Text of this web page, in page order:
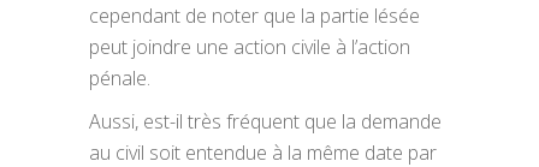
cependant de noter que la partie lésée
peut joindre une action civile à l’action
pénale.
Aussi, est-il très fréquent que la demande
au civil soit entendue à la même date par